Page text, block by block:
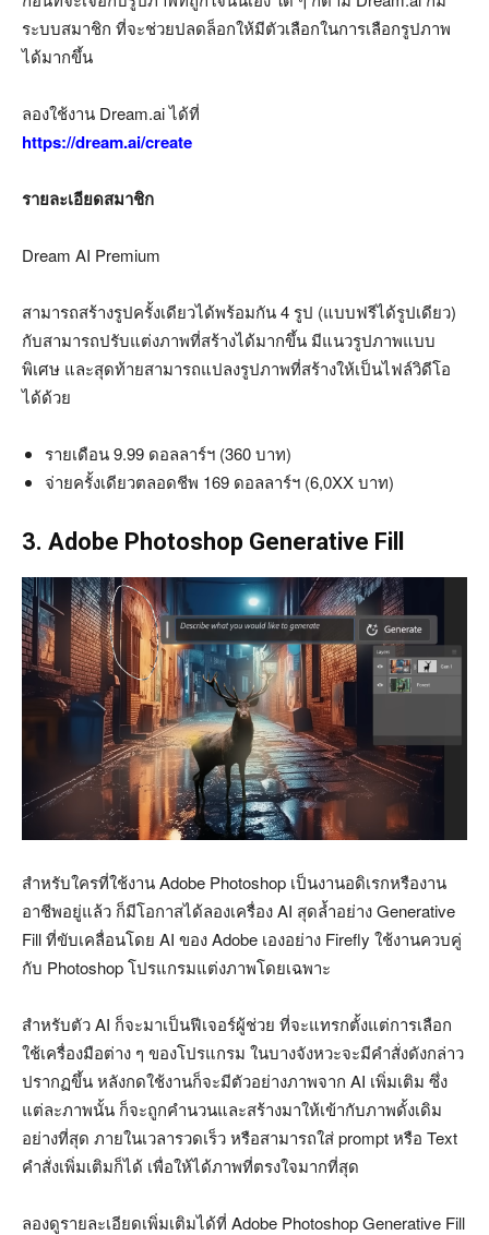
ระบบสมาชิก ที่จะช่วยปลดล็อกให้มีตัวเลือกในการเลือกรูปภาพ
ได้มากขึ้น
ลองใช้งาน Dream.ai ได้ที่
https://dream.ai/create
รายละเอียดสมาชิก
Dream AI Premium
สามารถสร้างรูปครั้งเดียวได้พร้อมกัน 4 รูป (แบบฟรีได้รูปเดียว)
กับสามารถปรับแต่งภาพที่สร้างได้มากขึ้น มีแนวรูปภาพแบบ
พิเศษ และสุดท้ายสามารถแปลงรูปภาพที่สร้างให้เป็นไฟล์วิดีโอ
ได้ด้วย
รายเดือน 9.99 ดอลลาร์ฯ (360 บาท)
จ่ายครั้งเดียวตลอดชีพ 169 ดอลลาร์ฯ (6,0XX บาท)
3. Adobe Photoshop Generative Fill
สำหรับใครที่ใช้งาน Adobe Photoshop เป็นงานอดิเรกหรืองาน
อาชีพอยู่แล้ว ก็มีโอกาสได้ลองเครื่อง AI สุดล้ำอย่าง Generative
Fill ที่ขับเคลื่อนโดย AI ของ Adobe เองอย่าง Firefly ใช้งานควบคู่
กับ Photoshop โปรแกรมแต่งภาพโดยเฉพาะ
สำหรับตัว AI ก็จะมาเป็นฟีเจอร์ผู้ช่วย ที่จะแทรกตั้งแต่การเลือก
ใช้เครื่องมือต่าง ๆ ของโปรแกรม ในบางจังหวะจะมีคำสั่งดังกล่าว
ปรากฏขึ้น หลังกดใช้งานก็จะมีตัวอย่างภาพจาก AI เพิ่มเติม ซึ่ง
แต่ละภาพนั้น ก็จะถูกคำนวนและสร้างมาให้เข้ากับภาพดั้งเดิม
อย่างที่สุด ภายในเวลารวดเร็ว หรือสามารถใส่ prompt หรือ Text
คำสั่งเพิ่มเติมก็ได้ เพื่อให้ได้ภาพที่ตรงใจมากที่สุด
ลองดูรายละเอียดเพิ่มเติมได้ที่ Adobe Photoshop Generative Fill